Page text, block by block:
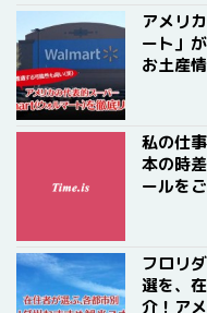
アメリ
ート」
お土産
私の仕
本の時
ールを
フロリ
選を、
介！ア